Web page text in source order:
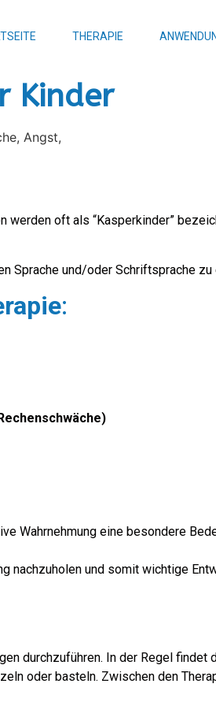
THERAPIE
Kinder
oft als “Kasperkinder”
Sprache und/oder Schriftsprache zu
:
Wahrnehmung eine besondere
nachzuholen und somit wichtige
durchzuführen. In der Regel findet
oder basteln. Zwischen den